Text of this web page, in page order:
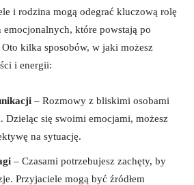
i rodzina mogą odegrać kluczową rolę
emocjonalnych, które powstają po
kilka sposobów, w jaki możesz
i energii:
– Rozmowy z bliskimi osobami
Dzieląc się swoimi emocjami, możesz
na sytuację.
– Czasami potrzebujesz zachęty, by
Przyjaciele mogą być źródłem